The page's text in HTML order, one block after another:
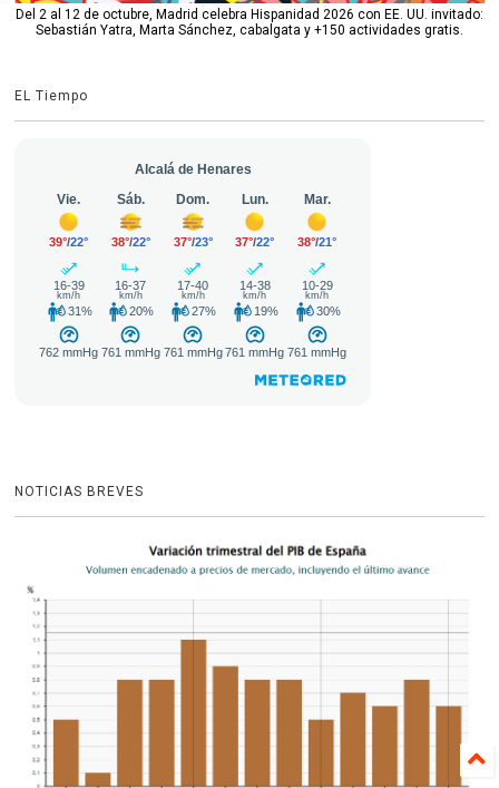
Del 2 al 12 de octubre, Madrid celebra Hispanidad 2026 con EE. UU. invitado:
Sebastián Yatra, Marta Sánchez, cabalgata y +150 actividades gratis.
EL Tiempo
NOTICIAS BREVES